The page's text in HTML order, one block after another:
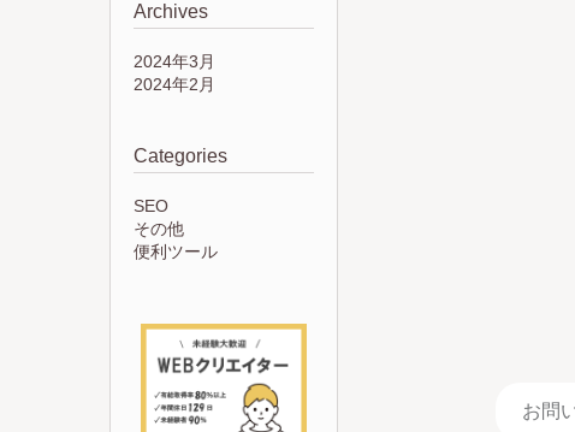
Archives
2024年3月
2024年2月
Categories
SEO
その他
便利ツール
お問